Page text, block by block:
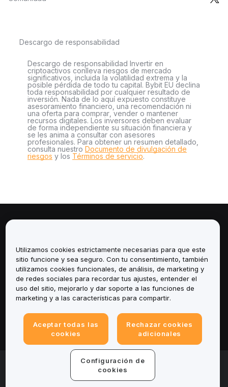
Descargo de responsabilidad
Descargo de responsabilidad Invertir en
criptoactivos conlleva riesgos de mercado
significativos, incluida la volatilidad extrema y la
posible pérdida de todo tu capital. Bybit EU declina
toda responsabilidad por cualquier resultado de
inversión. Nada de lo aquí expuesto constituye
asesoramiento financiero, una recomendación ni
una oferta para comprar, vender o mantener
recursos digitales. Los inversores deben evaluar
de forma independiente su situación financiera y
se les anima a consultar con asesores
profesionales. Para obtener un resumen detallado,
consulta nuestro Documento de divulgación de
riesgos y los Términos de servicio.
Servicios
Soporte
Productos
Legal
© 2025-2026 Bybit.eu. Todos los derechos
Utilizamos cookies estrictamente necesarias para que este
sitio funcione y sea seguro. Con tu consentimiento, también
utilizamos cookies funcionales, de análisis, de marketing y
de redes sociales para recordar tus ajustes, entender el
uso del sitio, mejorarlo y dar soporte a las funciones de
marketing y a las características para compartir.
Aceptar todas las
cookies
Rechazar cookies
adicionales
Configuración de
cookies